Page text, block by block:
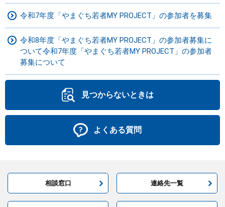
令和7年度「やまぐち若者MY PROJECT」の参加者を募集
令和8年度「やまぐち若者MY PROJECT」の参加者募集に
ついて令和7年度「やまぐち若者MY PROJECT」の参加者
募集について
見つからないときは
よくある質問
相談窓口 連絡先一覧